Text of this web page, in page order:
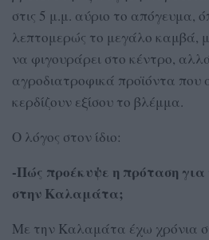
στις 5 μ.μ. αύριο το απόγευμα,
λεπτομερώς το μεγάλο καμβά,
να φιγουράρει στο κέντρο,
αγροδιατροφικά προϊόντα που
κερδίζουν εξίσου το βλέμμα.
Ο λόγος στον ίδιο:
-Πώς προέκυψε η πρόταση για
στην Καλαμάτα;
Με την Καλαμάτα έχω χρόνια